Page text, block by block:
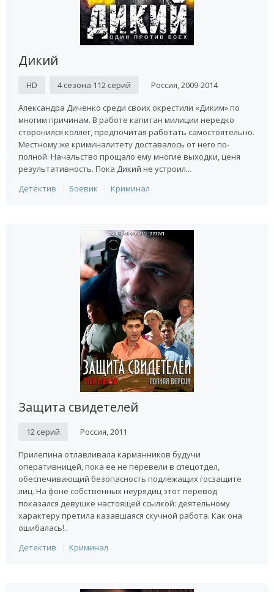
Дикий
HD 4 сезона 112 серий Россия, 2009-2014
Александра Диченко среди своих окрестили «Диким» по
многим причинам. В работе капитан милиции нередко
сторонился коллег, предпочитая работать самостоятельно.
Местному же криминалитету доставалось от него по-
полной. Начальство прощало ему многие выходки, ценя
результативность. Пока Дикий не устроил...
Детектив
Боевик Криминал
Защита свидетелей
12 серий Россия, 2011
Прилепина отлавливала карманников будучи
оперативницей, пока ее не перевели в спецотдел,
обеспечивающий безопасность подлежащих госзащите
лиц. На фоне собственных неурядиц этот перевод
показался девушке настоящей ссылкой: деятельному
характеру претила казавшаяся скучной работа. Как она
ошибалась!..
Детектив
Криминал